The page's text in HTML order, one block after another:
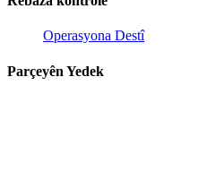
Operasyona Destî
Parçeyên Yedek